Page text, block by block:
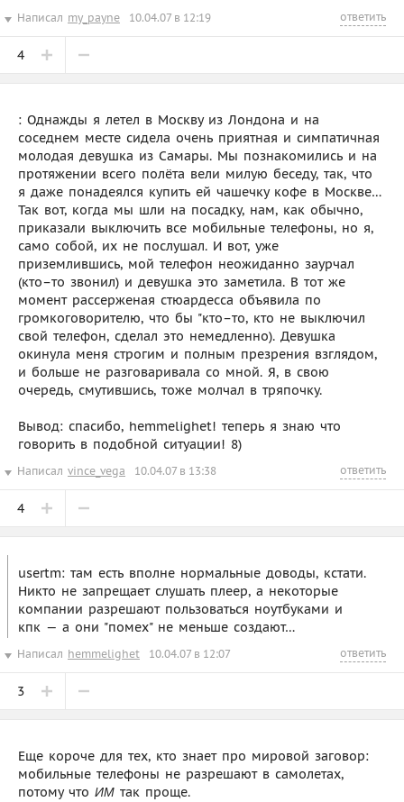
Написал my_payne 10.04.07 в 12:19 ответить
4
: Однажды я летел в Москву из Лондона и на
соседнем месте сидела очень приятная и симпатичная
молодая девушка из Самары. Мы познакомились и на
протяжении всего полёта вели милую беседу, так, что
я даже понадеялся купить ей чашечку кофе в Москве…
Так вот, когда мы шли на посадку, нам, как обычно,
приказали выключить все мобильные телефоны, но я,
само собой, их не послушал. И вот, уже
приземлившись, мой телефон неожиданно заурчал
(кто–то звонил) и девушка это заметила. В тот же
момент рассерженая стюардесса объявила по
громкоговорителю, что бы "кто–то, кто не выключил
свой телефон, сделал это немедленно). Девушка
окинула меня строгим и полным презрения взглядом,
и больше не разговаривала со мной. Я, в свою
очередь, смутившись, тоже молчал в тряпочку.
Вывод: спасибо, hemmelighet! теперь я знаю что
говорить в подобной ситуации! 8)
Написал vince_vega 10.04.07 в 13:38 ответить
4
usertm: там есть вполне нормальные доводы, кстати.
Никто не запрещает слушать плеер, а некоторые
компании разрешают пользоваться ноутбуками и
кпк — а они "помех" не меньше создают…
Написал hemmelighet 10.04.07 в 12:07 ответить
3
Еще короче для тех, кто знает про мировой заговор:
мобильные телефоны не разрешают в самолетах,
потому что ИМ так проще.